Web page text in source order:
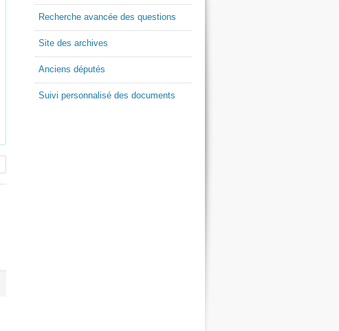
Recherche avancée des questions
Site des archives
Anciens députés
Suivi personnalisé des documents